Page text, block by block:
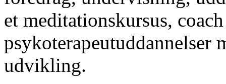
et meditationskursus,
psykoterapeutuddannelser
udvikling.